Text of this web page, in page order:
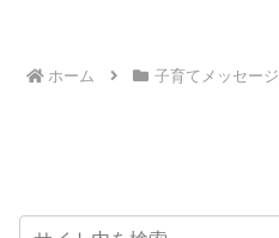
ホーム 子育てメッセージ